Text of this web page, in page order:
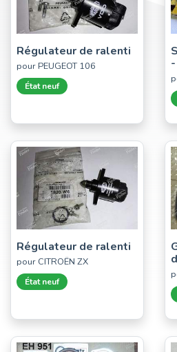
Régulateur de ralenti
pour PEUGEOT 106
État neuf
Régulateur de ralenti
pour CITROËN ZX
État neuf